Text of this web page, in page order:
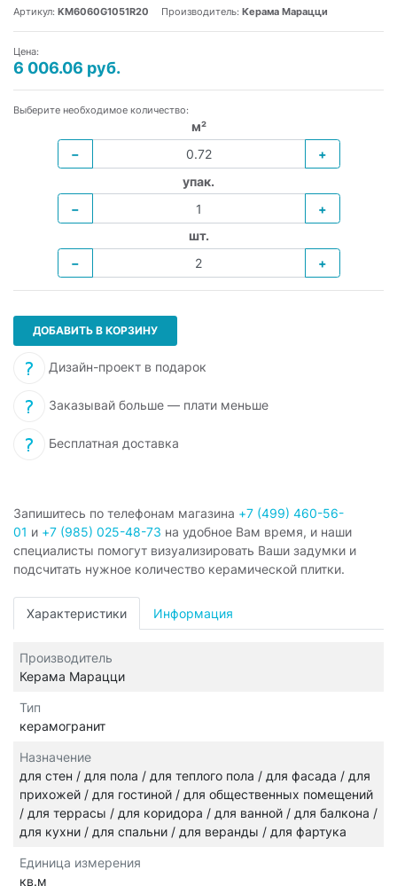
Артикул: KM6060G1051R20 Производитель: Керама Марацци
Цена:
6 006.06 руб.
Выберите необходимое количество:
м²
−
+
упак.
−
+
шт.
−
+
ДОБАВИТЬ В КОРЗИНУ
Дизайн-проект в подарок
Заказывай больше — плати меньше
Бесплатная доставка
Запишитесь по телефонам магазина +7 (499) 460-56-
01 и +7 (985) 025-48-73 на удобное Вам время, и наши
специалисты помогут визуализировать Ваши задумки и
подсчитать нужное количество керамической плитки.
Характеристики Информация
Производитель
Керама Марацци
Тип
керамогранит
Назначение
для стен / для пола / для теплого пола / для фасада / для
прихожей / для гостиной / для общественных помещений
/ для террасы / для коридора / для ванной / для балкона /
для кухни / для спальни / для веранды / для фартука
Единица измерения
кв.м